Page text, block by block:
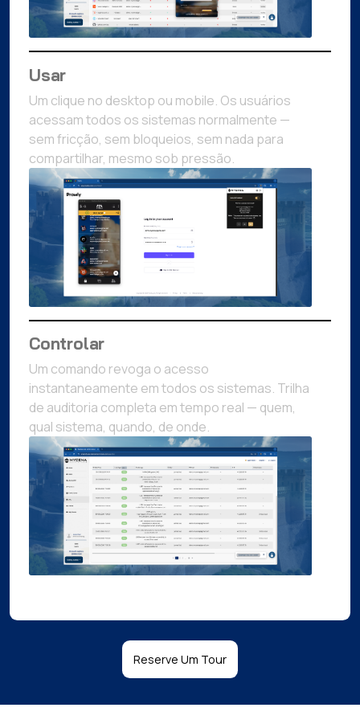
Usar
Um clique no desktop ou mobile. Os usuários
acessam todos os sistemas normalmente —
sem fricção, sem bloqueios, sem nada para
compartilhar, mesmo sob pressão.
Controlar
Um comando revoga o acesso
instantaneamente em todos os sistemas. Trilha
de auditoria completa em tempo real — quem,
qual sistema, quando, de onde.
Reserve Um Tour